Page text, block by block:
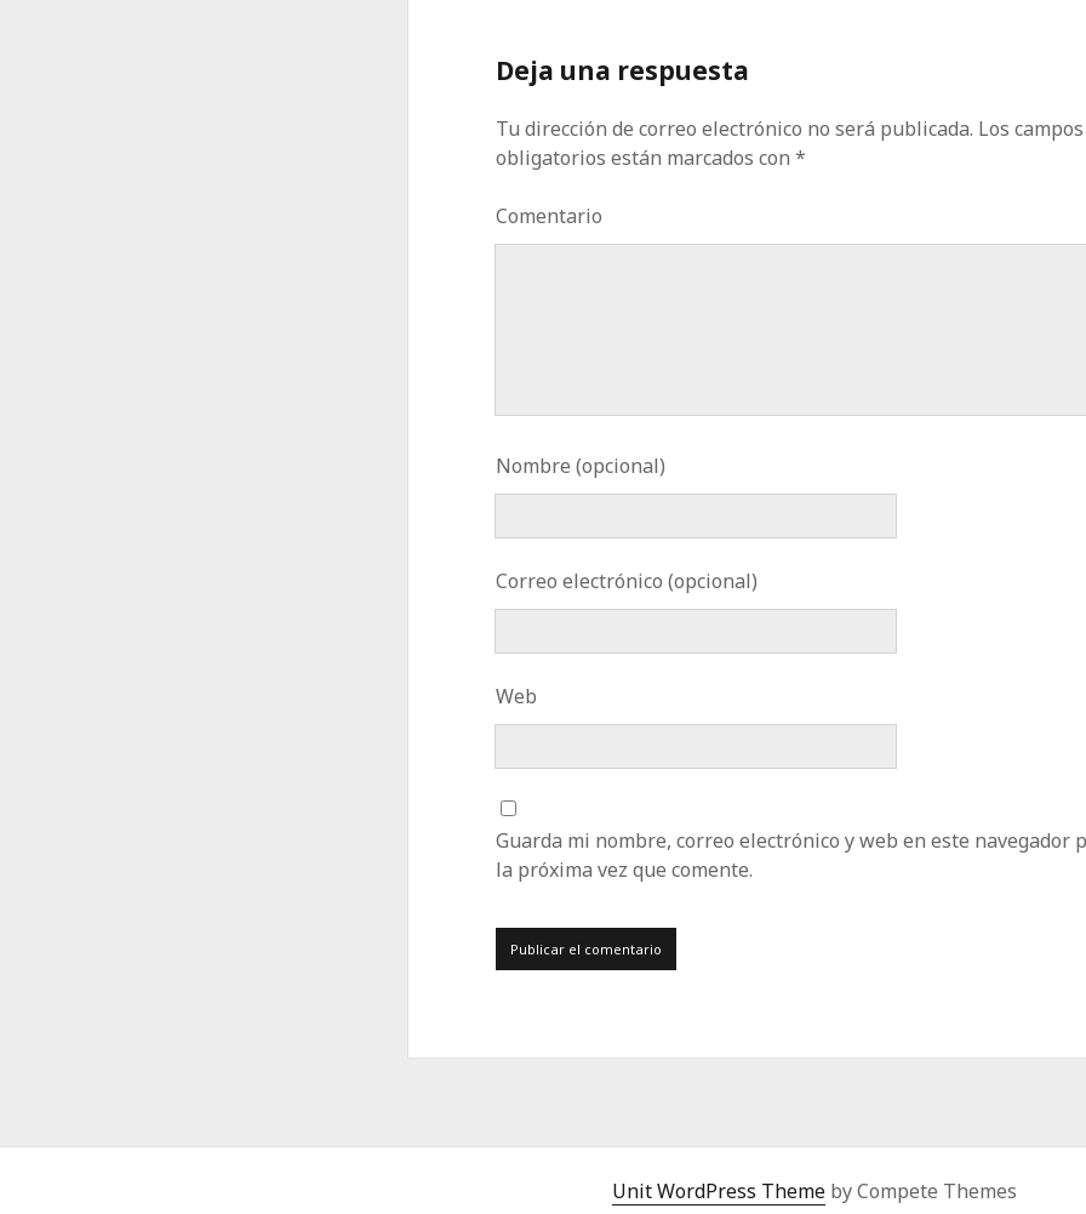
Deja una respuesta
Tu dirección de correo electrónico no será publicada. Los campos
obligatorios están marcados con*
Comentario
Nombre (opcional)
Correo electrónico (opcional)
Web
Guarda mi nombre, correo electrónico y web en este navegador
la próxima vez que comente.
Unit WordPress Theme by Compete Themes